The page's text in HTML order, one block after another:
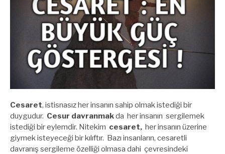
Cesaret, istisnasız her insanın sahip olmak istediği bir
duygudur. Cesur davranmakda her insanın sergilemek
istediği bir eylemdir. Nitekim cesaret, her insanın üzerine
giymek isteyeceği bir kılıftır. Bazı insanların, cesaretli
davranış sergileme özelliği olmasa dahi çevresindeki